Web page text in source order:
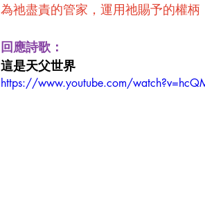
為祂盡責的管家，運用祂賜予的權柄
回應詩歌：
這是天父世界
https://www.youtube.com/